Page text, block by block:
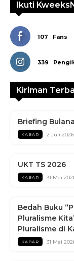
Ikuti
107 Fans
339
Kiriman
Briefing
KABAR 2 Juli 2026
UKT TS 2026
KABAR 31 Mei
Bedah Buku
Pluralisme
Pluralisme di
KABAR 31 Mei